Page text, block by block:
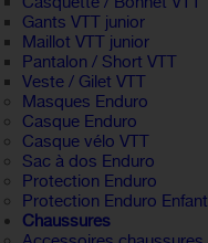
Gants VTT junior
Maillot VTT junior
Pantalon / Short VTT
Veste / Gilet VTT
Masques Enduro
Casque Enduro
Casque vélo VTT
Sac à dos Enduro
Protection Enduro
Protection Enduro Enfant
Chaussures